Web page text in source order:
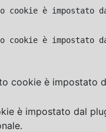
cookie è impostato
cookie è
cookie è impostato
è impostato dal